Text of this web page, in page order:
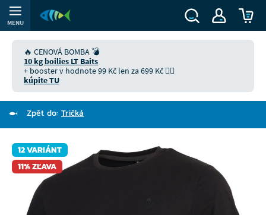
MENU
🔥 CENOVÁ BOMBA 💣
10 kg boilies LT Baits
+ booster v hodnote 99 Kč len za 699 Kč 👉🏻
kúpite TU
Zpět do: Tričká
12 VARIÁNT
11% ZĽAVA